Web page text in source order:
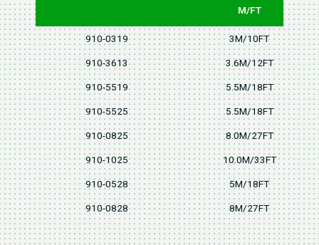
M/FT
910-0319 3M/10FT
910-3613 3.6M/12FT
910-5519 5.5M/18FT
910-5525 5.5M/18FT
910-0825 8.0M/27FT
910-1025 10.0M/33FT
910-0528 5M/18FT
910-0828 8M/27FT